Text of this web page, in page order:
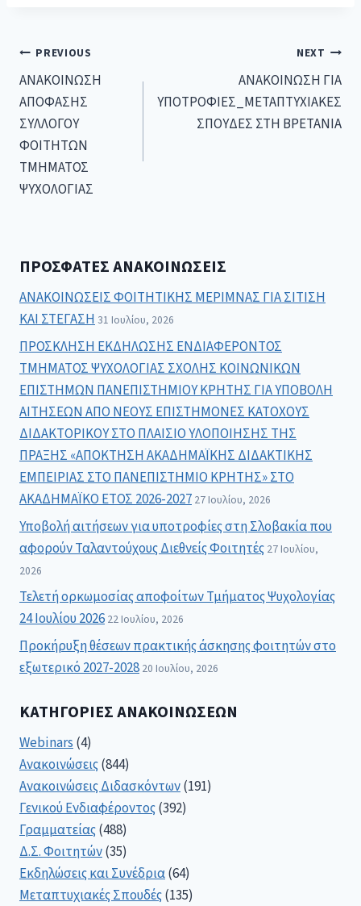
PREVIOUS
ΑΝΑΚΟΙΝΩΣΗ
ΑΠΟΦΑΣΗΣ
ΣΥΛΛΟΓΟΥ
ΦΟΙΤΗΤΩΝ
ΤΜΗΜΑΤΟΣ
ΨΥΧΟΛΟΓΙΑΣ
NEXT
ΑΝΑΚΟΙΝΩΣΗ ΓΙΑ
ΥΠΟΤΡΟΦΙΕΣ_ΜΕΤΑΠΤΥΧΙΑΚΕΣ
ΣΠΟΥΔΕΣ ΣΤΗ ΒΡΕΤΑΝΙΑ
ΠΡΌΣΦΑΤΕΣ ΑΝΑΚΟΙΝΏΣΕΙΣ
ΑΝΑΚΟΙΝΩΣΕΙΣ ΦΟΙΤΗΤΙΚΗΣ ΜΕΡΙΜΝΑΣ ΓΙΑ ΣΙΤΙΣΗ
ΚΑΙ ΣΤΕΓΑΣΗ31 Ιουλίου, 2026
ΠΡΟΣΚΛΗΣΗ ΕΚΔΗΛΩΣΗΣ ΕΝΔΙΑΦΕΡΟΝΤΟΣ
ΤΜΗΜΑΤΟΣ ΨΥΧΟΛΟΓΙΑΣ ΣΧΟΛΗΣ ΚΟΙΝΩΝΙΚΩΝ
ΕΠΙΣΤΗΜΩΝ ΠΑΝΕΠΙΣΤΗΜΙΟΥ ΚΡΗΤΗΣ ΓΙΑ ΥΠΟΒΟΛΗ
ΑΙΤΗΣΕΩΝ ΑΠΟ ΝΕΟΥΣ ΕΠΙΣΤΗΜΟΝΕΣ ΚΑΤΟΧΟΥΣ
ΔΙΔΑΚΤΟΡΙΚΟΥ ΣΤΟ ΠΛΑΙΣΙΟ ΥΛΟΠΟΙΗΣΗΣ ΤΗΣ
ΠΡΑΞΗΣ «ΑΠΟΚΤΗΣΗ ΑΚΑΔΗΜΑΪΚΗΣ ΔΙΔΑΚΤΙΚΗΣ
ΕΜΠΕΙΡΙΑΣ ΣΤΟ ΠΑΝΕΠΙΣΤΗΜΙΟ ΚΡΗΤΗΣ» ΣΤΟ
ΑΚΑΔΗΜΑΪΚΟ ΕΤΟΣ 2026-2027 27 Ιουλίου, 2026
Υποβολή αιτήσεων για υποτροφίες στη Σλοβακία που
αφορούν Ταλαντούχους Διεθνείς Φοιτητές 27 Ιουλίου,
2026
Τελετή ορκωμοσίας αποφοίτων Τμήματος Ψυχολογίας
24 Ιουλίου 2026 22 Ιουλίου, 2026
Προκήρυξη θέσεων πρακτικής άσκησης φοιτητών στο
εξωτερικό 2027-2028 20 Ιουλίου, 2026
ΚΑΤΗΓΟΡΊΕΣ ΑΝΑΚΟΙΝΏΣΕΩΝ
Webinars (4)
Ανακοινώσεις(844)
Ανακοινώσεις Διδασκόντων(191)
Γενικού Ενδιαφέροντος(392)
Γραμματείας(488)
Δ.Σ. Φοιτητών(35)
Εκδηλώσεις και Συνέδρια(64)
Μεταπτυχιακές Σπουδές(135)